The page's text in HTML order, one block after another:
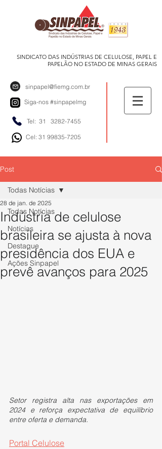
SINDICATO DAS INDÚSTRIAS DE CELULOSE, PAPEL E
PAPELÃO NO ESTADO DE MINAS GERAIS
sinpapel@fiemg.com.br
Siga-nos #sinpapelmg
Tel: 31 3282-7455
Cel: 31 99835-7205
Post
Todas Notícias
Notícias
Destaque
Ações Sinpapel
Todas Notícias
Indústria de celulose
brasileira se ajusta à nova
presidência dos EUA e
prevê avanços para 2025
28 de jan. de 2025
Setor registra alta nas exportações em
2024 e reforça expectativa de equilíbrio
entre oferta e demanda.
Portal Celulose